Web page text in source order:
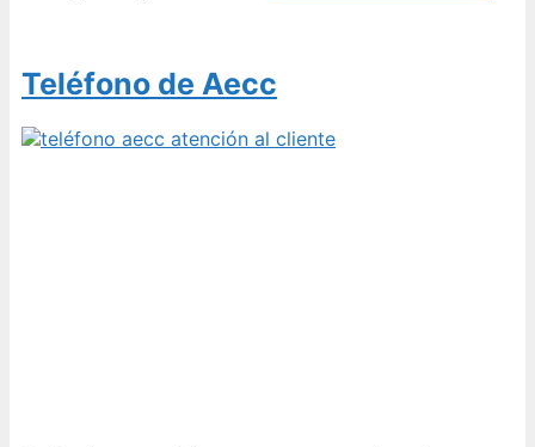
Teléfono de Aecc